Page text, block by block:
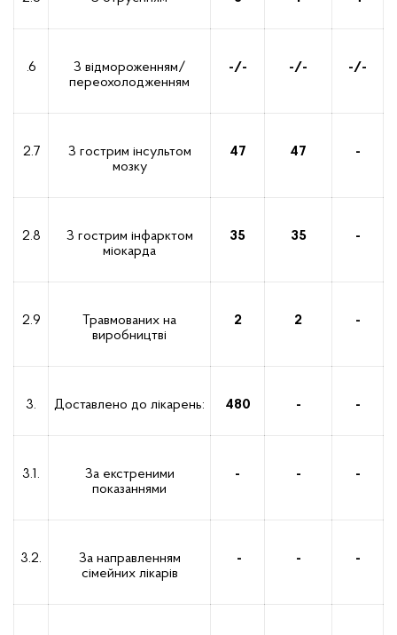
.6
З відмороженням/
переохолодженням
-/- -/- -/-
2.7
З гострим інсультом
мозку
47 47 -
2.8
З гострим інфарктом
міокарда
35 35 -
2.9
Травмованих на
виробництві
2 2 -
3. Доставлено до лікарень: 480 - -
3.1.
За екстреними
показаннями
- - -
3.2.
За направленням
сімейних лікарів
- - -